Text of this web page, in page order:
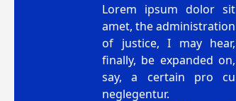
Lorem ipsum dolor sit
amet, the administration
of justice, I may hear,
finally, be expanded on,
say, a certain pro cu
neglegentur.